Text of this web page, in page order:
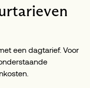
een dagtarief. Voor